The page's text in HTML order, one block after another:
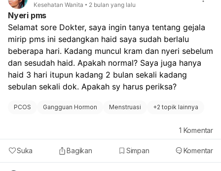
Kesehatan Wanita 2 bulan yang lalu
Nyeri pms
Selamat sore Dokter, saya ingin tanya tentang gejala
mirip pms ini sedangkan haid saya sudah berlalu
beberapa hari. Kadang muncul kram dan nyeri sebelum
dan sesudah haid. Apakah normal? Saya juga hanya
haid 3 hari itupun kadang 2 bulan sekali kadang
sebulan sekali dok. Apakah sy harus periksa?
PCOS Gangguan Hormon Menstruasi +2 topik lainnya
Suka Bagikan Simpan Komentar
1 Komentar